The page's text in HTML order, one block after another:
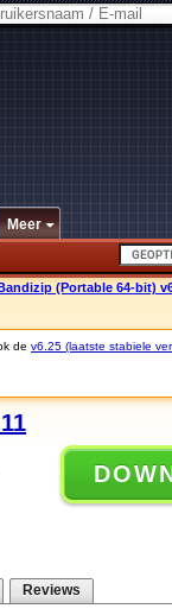
Meer
(Portable 64-bit)
de v6.25 (laatste stabiele
Reviews